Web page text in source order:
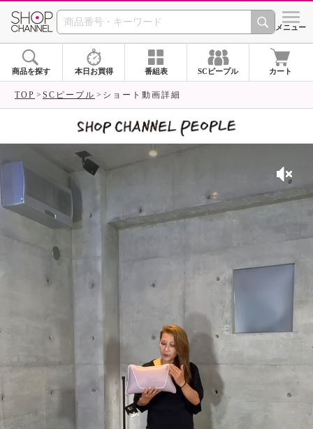
SHOP CHANNEL シメニュー
商品を探す 本日お買得 番組表 SCピープル カート
TOP SCピープル ショート動画詳細